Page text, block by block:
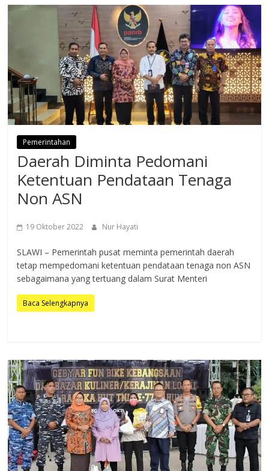
Pemerintahan
Daerah Diminta Pedomani
Ketentuan Pendataan Tenaga
Non ASN
19 Oktober 2022 Nur Hayati
SLAWI – Pemerintah pusat meminta pemerintah daerah
tetap mempedomani ketentuan pendataan tenaga non ASN
sebagaimana yang tertuang dalam Surat Menteri
Baca Selengkapnya